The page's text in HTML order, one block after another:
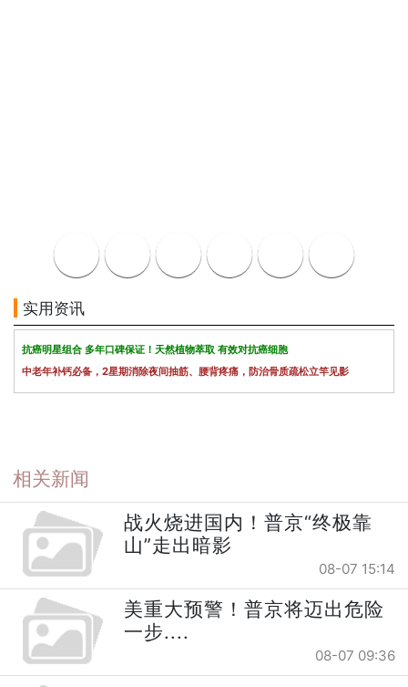
实用资讯
抗癌明星组合 多年口碑保证！天然植物萃取 有效对抗癌细胞
中老年补钙必备，2星期消除夜间抽筋、腰背疼痛，防治骨质疏松立竿见影
相关新闻
战火烧进国内！普京“终极靠
山”走出暗影
08-07 15:14
美重大预警！普京将迈出危险
一步....
08-07 09:36